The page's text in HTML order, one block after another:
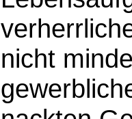
nicht